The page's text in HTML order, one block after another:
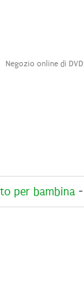
Negozio online di
per bambina -